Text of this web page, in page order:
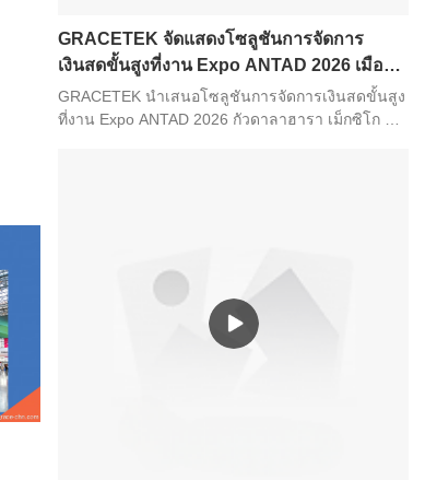
GRACETEK จัดแสดงโซลูชันการจัดการ
เงินสดขั้นสูงที่งาน Expo ANTAD 2026 เมือ
งกัวดาลาฮารา ประเทศเม็กซิโก
GRACETEK นำเสนอโซลูชันการจัดการเงินสดขั้นสูง
ที่งาน Expo ANTAD 2026 กัวดาลาฮารา เม็กซิโก –